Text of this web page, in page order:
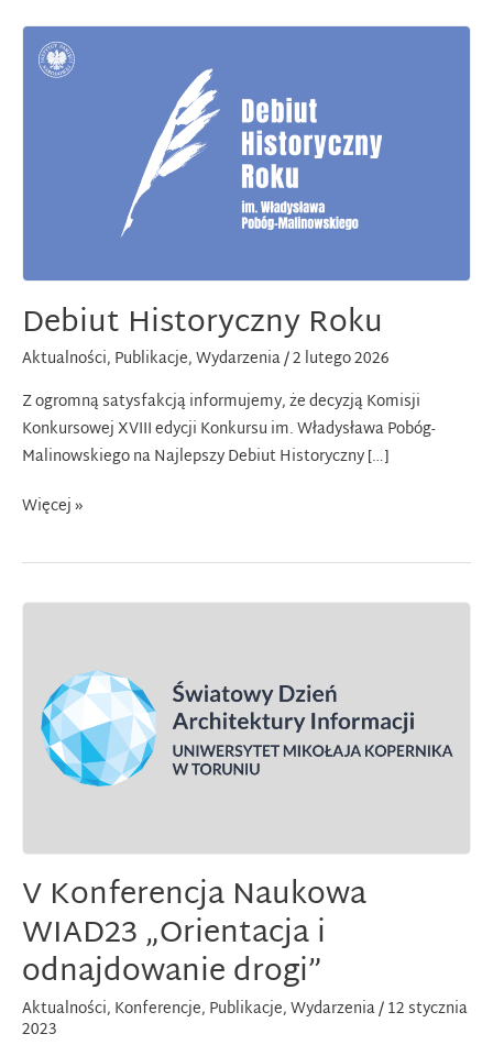
Debiut Historyczny Roku
Aktualności, Publikacje,Wydarzenia/2 lutego 2026
Z ogromną satysfakcją informujemy, że decyzją Komisji
Konkursowej XVIII edycji Konkursu im. Władysława Pobóg-
Malinowskiego na Najlepszy Debiut Historyczny […]
Debiut
Roku
Więcej »
V Konferencja Naukowa
WIAD23 „Orientacja i
odnajdowanie drogi”
Aktualności, Konferencje, Publikacje,Wydarzenia/12 stycznia
2023